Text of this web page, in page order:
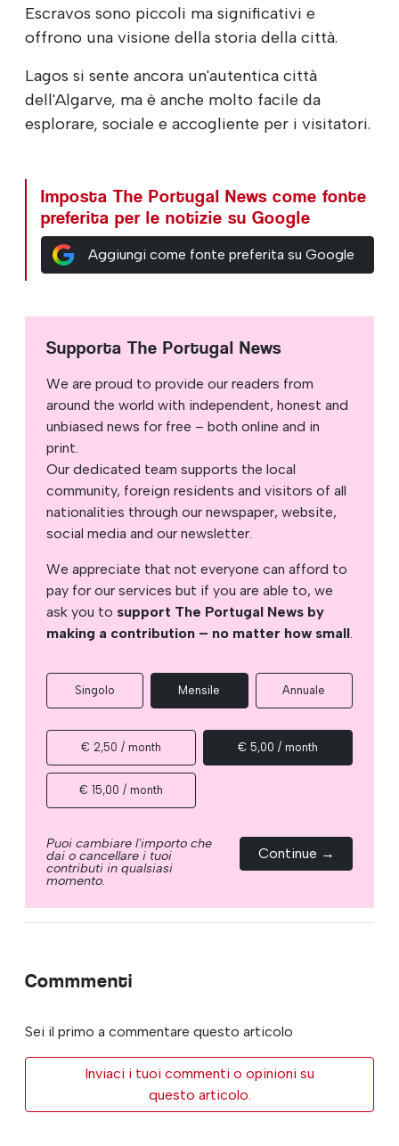
Escravos sono piccoli ma significativi e
offrono una visione della storia della città.
Lagos si sente ancora un'autentica città
dell'Algarve, ma è anche molto facile da
esplorare, sociale e accogliente per i visitatori.
Imposta The Portugal News come fonte
preferita per le notizie su Google
Aggiungi come fonte preferita su Google
Supporta The Portugal News
We are proud to provide our readers from
around the world with independent, honest and
unbiased news for free – both online and in
print.
Our dedicated team supports the local
community, foreign residents and visitors of all
nationalities through our newspaper, website,
social media and our newsletter.
We appreciate that not everyone can afford to
pay for our services but if you are able to, we
ask you to support The Portugal News by
making a contribution – no matter how small.
Singolo Mensile Annuale
€ 2,50 / month € 5,00 / month
€ 15,00 / month
Puoi cambiare l'importo che
dai o cancellare i tuoi
contributi in qualsiasi
momento.
Continue →
Commmenti
Sei il primo a commentare questo articolo
Inviaci i tuoi commenti o opinioni su
questo articolo.